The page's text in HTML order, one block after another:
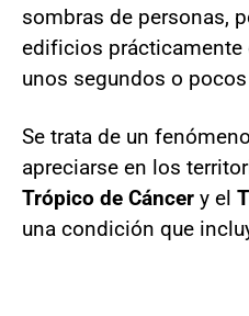
sombras de personas,
edificios prácticamente
unos segundos o
Se trata de un
apreciarse en los
Trópico de Cáncer y el
una condición que